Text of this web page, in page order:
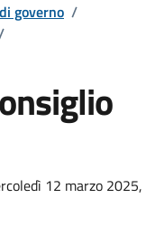
governo /
12 marzo 2025,